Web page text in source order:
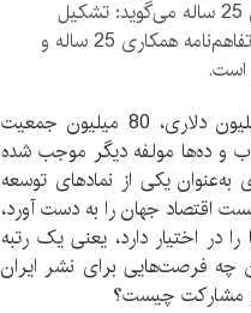
کتاب‌محور با این کشور در قالب تفاهم‌نامه همکاری 25 ساله می‌گوید: تشکیل
کمیته تخصصی برای تعیین اهداف فرهنگی و کتابی تفاهم‌نامه همکاری 25 ساله و
است.
گردش اقتصادی 100 میلیون دلاری، 80 میلیون جمعیت
و ده‌ها مولفه دیگر موجب شده
و 400 میلیون نفری به‌عنوان یکی از نماد‌های توسعه
اقتصاد جهان را به دست آورد،
در اختیار دارد، یعنی یک رتبه
25 ساله ایران و چین چه فرصت‌هایی برای نشر ایران
و مشارکت چیست؟